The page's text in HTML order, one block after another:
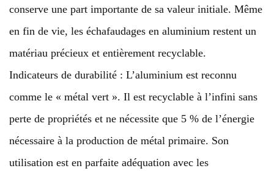
conserve une part importante de sa valeur initiale. Même
en fin de vie, les échafaudages en aluminium restent un
matériau précieux et entièrement recyclable.
Indicateurs de durabilité : L’aluminium est reconnu
comme le « métal vert ». Il est recyclable à l’infini sans
perte de propriétés et ne nécessite que 5 % de l’énergie
nécessaire à la production de métal primaire. Son
utilisation est en parfaite adéquation avec les